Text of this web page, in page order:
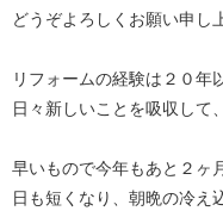
どうぞよろしくお願い申し
リフォームの経験は２０年
日々新しいことを吸収して
早いもので今年もあと２ヶ
日も短くなり、朝晩の冷え